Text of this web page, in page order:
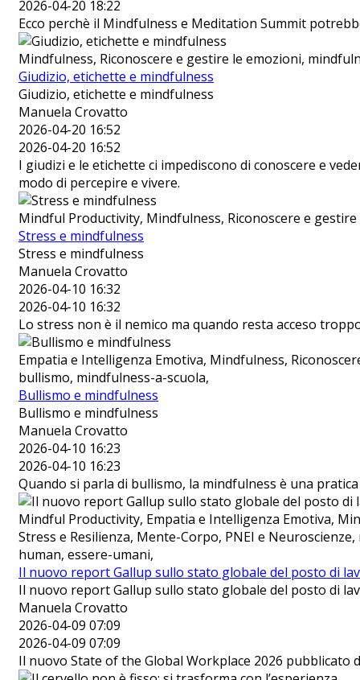
2026-04-20 18:22
Ecco perchè il Mindfulness e Meditation Summit
Mindfulness, Riconoscere e gestire le emozioni,
Giudizio, etichette e mindfulness
Giudizio, etichette e mindfulness
Manuela Crovatto
2026-04-20 16:52
2026-04-20 16:52
I giudizi e le etichette ci impediscono di conoscere e
modo di percepire e vivere.
Mindful Productivity, Mindfulness, Riconoscere e
Stress e mindfulness
Stress e mindfulness
Manuela Crovatto
2026-04-10 16:32
2026-04-10 16:32
Lo stress non è il nemico ma quando resta acceso
Empatia e Intelligenza Emotiva, Mindfulness,
bullismo, mindfulness-a-scuola,
Bullismo e mindfulness
Bullismo e mindfulness
Manuela Crovatto
2026-04-10 16:23
2026-04-10 16:23
Quando si parla di bullismo, la mindfulness è una
Mindful Productivity, Empatia e Intelligenza Emotiva,
Stress e Resilienza, Mente-Corpo, PNEI e
human, essere-umani,
Il nuovo report Gallup sullo stato globale del posto di
Il nuovo report Gallup sullo stato globale del posto di
Manuela Crovatto
2026-04-09 07:09
2026-04-09 07:09
Il nuovo State of the Global Workplace 2026